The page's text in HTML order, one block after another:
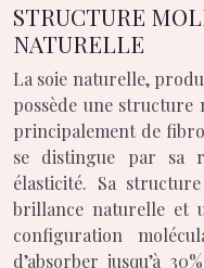
STRUCTURE
NATURELLE
La soie naturelle,
possède une structure
principalement de
se distingue par sa
élasticité. Sa
brillance naturelle et
configuration
d’absorber jusqu’à